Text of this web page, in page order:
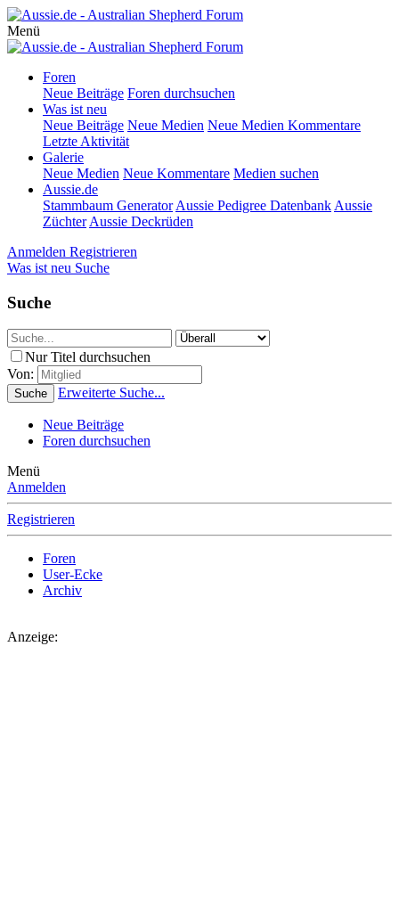
Menü
Foren
Neue Beiträge Foren durchsuchen
Was ist neu
Neue Beiträge Neue Medien Neue Medien Kommentare
Letzte Aktivität
Galerie
Neue Medien Neue Kommentare Medien suchen
Aussie.de
Stammbaum Generator Aussie Pedigree Datenbank Aussie
Züchter Aussie Deckrüden
Anmelden Registrieren
Was ist neu Suche
Suche
Nur Titel durchsuchen
Von:
Suche Erweiterte Suche...
Neue Beiträge
Foren durchsuchen
Menü
Anmelden
Registrieren
Foren
User-Ecke
Archiv
Anzeige: